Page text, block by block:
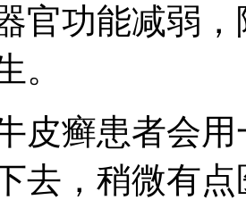
官功能减弱
。
皮癣患者会
去，稍微有